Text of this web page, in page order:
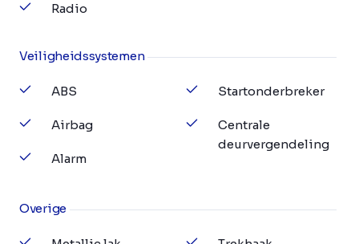
Radio
Veiligheidssystemen
ABS
Airbag
Alarm
Startonderbreker
Centrale
deurvergendeling
Overige